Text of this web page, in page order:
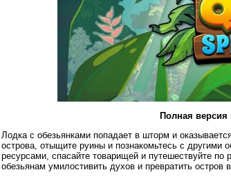
Полная
Лодка с обезьянками попадает в шторм и
острова, отыщите руины и познакомьтесь с другими
ресурсами, спасайте товарищей и путешествуйте
обезьянам умилостивить духов и превратить